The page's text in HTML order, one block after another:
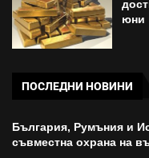
юни
ПОСЛЕДНИ НОВИНИ
България, Румъния и
съвместна охрана на